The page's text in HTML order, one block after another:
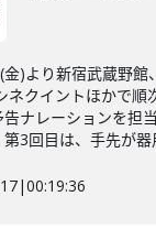
)より新宿武蔵野館
ネクイントほかで順
ナレーションを担
3回目は、手先が器
|00:19:36